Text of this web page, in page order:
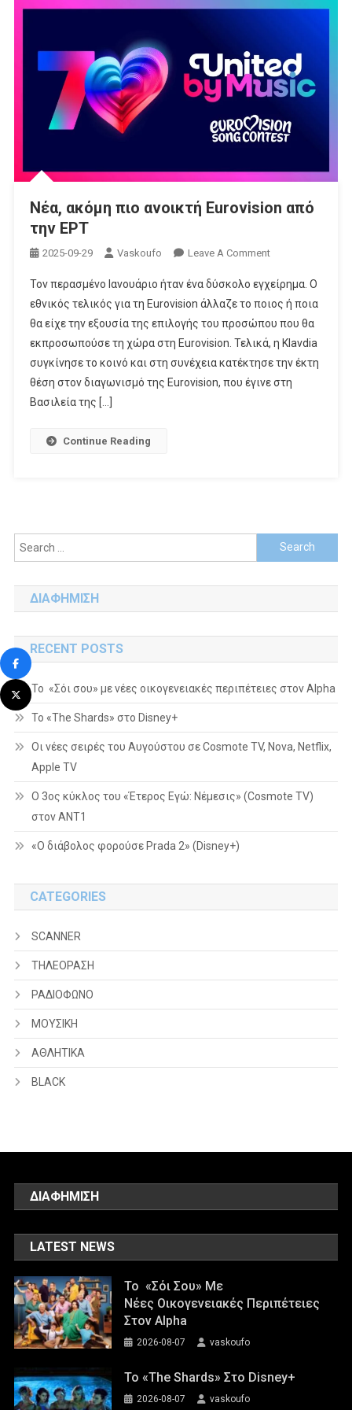
Νέα, ακόμη πιο ανοικτή Eurovision από
την ΕΡΤ
2025-09-29 Vaskoufo Leave A CommentOn
Ακόμη
Πιο
Ανοικτή
Eurovision
Από
Την
Τον περασμένο Ιανουάριο ήταν ένα δύσκολο εγχείρημα. Ο
εθνικός τελικός για τη Eurovision άλλαζε το ποιος ή ποια
θα είχε την εξουσία της επιλογής του προσώπου που θα
εκπροσωπούσε τη χώρα στη Eurovision. Τελικά, η Klavdia
συγκίνησε το κοινό και στη συνέχεια κατέκτησε την έκτη
θέση στον διαγωνισμό της Eurovision, που έγινε στη
Βασιλεία της […]
Continue Reading
Search
for:
ΔΙΑΦΗΜΙΣΗ
RECENT POSTS
Το «Σόι σου» με νέες οικογενειακές περιπέτειες στον Alpha
To «The Shards» στο Disney+
Οι νέες σειρές του Αυγούστου σε Cosmote TV, Nova, Netflix,
Apple TV
Ο 3ος κύκλος του «Έτερος Εγώ: Νέμεσις» (Cosmote TV)
στον ΑΝΤ1
«Ο διάβολος φορούσε Prada 2» (Disney+)
CATEGORIES
SCANNER
ΤΗΛΕΟΡΑΣΗ
ΡΑΔΙΟΦΩΝΟ
ΜΟΥΣΙΚΗ
ΑΘΛΗΤΙΚΑ
BLACK
ΔΙΑΦΗΜΙΣΗ
LATEST NEWS
Το «Σόι Σου» Με
Νέες Οικογενειακές Περιπέτειες
Στον Alpha
2026-08-07 vaskoufo
To «The Shards» Στο Disney+
2026-08-07 vaskoufo